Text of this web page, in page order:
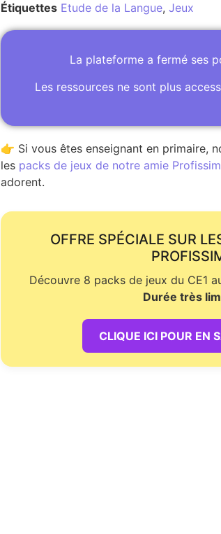
Étiquettes Etude de la Langue, Jeux
La plateforme a fermé ses
Les ressources ne sont plus
👉 Si vous êtes enseignant en primaire,
les packs de jeux de notre amie
adorent.
OFFRE SPÉCIALE SUR
Découvre 8 packs de jeux du CE1
Durée très
CLIQUE ICI POUR EN